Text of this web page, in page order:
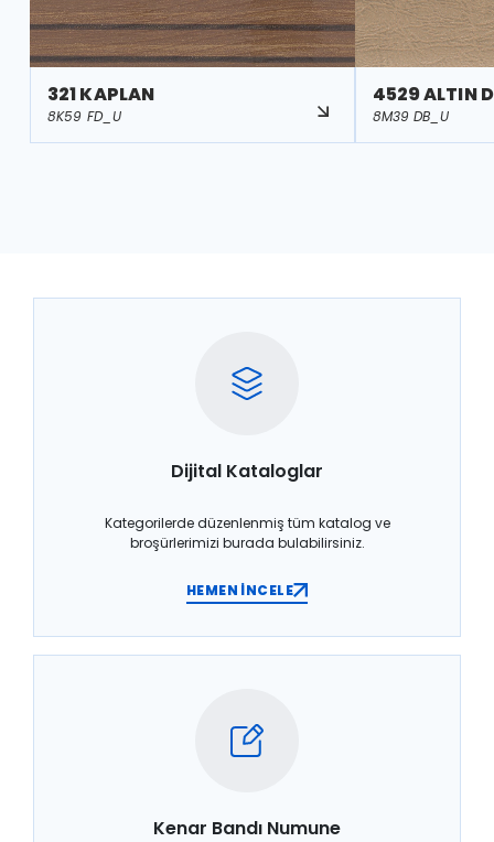
321 KAPLAN
8K59 FD_U
4529 ALTIN
8M39 DB_U
Dijital Kataloglar
Kategorilerde düzenlenmiş tüm katalog ve
broşürlerimizi burada bulabilirsiniz.
HEMEN İNCELE
Kenar Bandı Numune